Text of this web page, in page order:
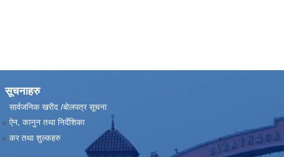
सूचनाहरु
सार्वजनिक खरीद /बोलपत्र सूचना
ऐन, कानुन तथा निर्देशिका
कर तथा शुल्कहरु